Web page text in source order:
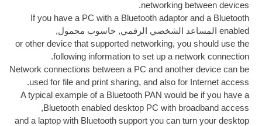
net­work­ing
.
If you have a PC with a Bluetooth
الشخصي الرقمي, حاسوب محمول,
or oth­er device that sup­por­ted net­work­ing,
fol­low­ing inform­a­tion to set up a
.
Net­work con­nec­tions between a PC and
used for file and print shar­ing, and also
.
A typ­ic­al example of a Bluetooth PAN
Bluetooth enabled desktop PC with
,
and a laptop with Bluetooth sup­port you can